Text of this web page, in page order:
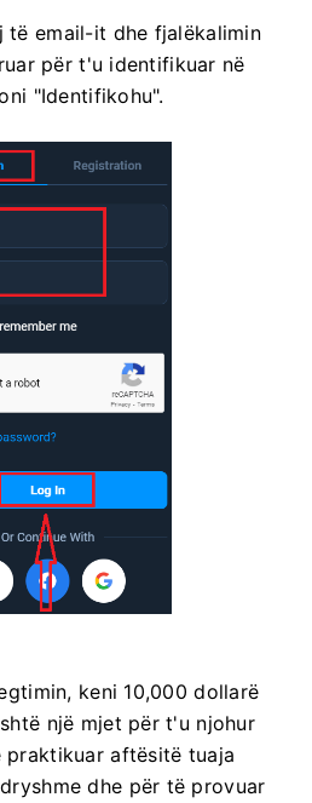
të email-it dhe fjalëkalimin
për t'u identifikuar në
"Identifikohu".
keni 10,000 dollarë
një mjet për t'u njohur
aftësitë tuaja
dhe për të provuar